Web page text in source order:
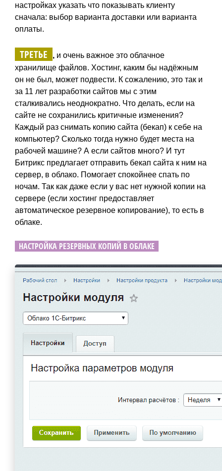
настройках указать что показывать клиенту
сначала: выбор варианта доставки или варианта
оплаты.
ТРЕТЬЕ , и очень важное это облачное
хранилище файлов. Хостинг, каким бы надёжным
он не был, может подвести. К сожалению, это так и
за 11 лет разработки сайтов мы с этим
сталкивались неоднократно. Что делать, если на
сайте не сохранились критичные изменения?
Каждый раз снимать копию сайта (бекап) к себе на
компьютер? Сколько тогда нужно будет места на
рабочей машине? А если сайтов много? И тут
Битрикс предлагает отправить бекап сайта к ним на
сервер, в облако. Помогает спокойнее спать по
ночам. Так как даже если у вас нет нужной копии на
сервере (если хостинг предоставляет
автоматическое резервное копирование), то есть в
облаке.
НАСТРОЙКА РЕЗЕРВНЫХ КОПИЙ В ОБЛАКЕ